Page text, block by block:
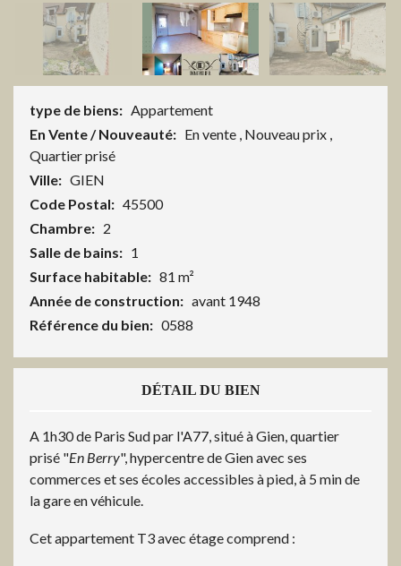
type de biens: Appartement
En Vente / Nouveauté: En vente , Nouveau prix ,
Quartier prisé
Ville: GIEN
Code Postal: 45500
Chambre: 2
Salle de bains: 1
Surface habitable: 81 m²
Année de construction: avant 1948
Référence du bien: 0588
DÉTAIL DU BIEN
A 1h30 de Paris Sud par l'A77, situé à Gien, quartier
prisé "En Berry", hypercentre de Gien avec ses
commerces et ses écoles accessibles à pied, à 5 min de
la gare en véhicule.
Cet appartement T3 avec étage comprend :